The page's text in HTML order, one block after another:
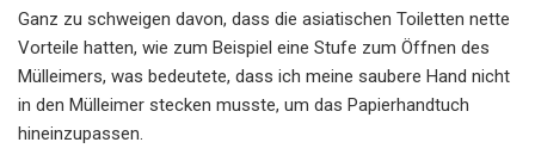
Ganz zu schweigen davon, dass die asiatischen Toiletten nette
Vorteile hatten, wie zum Beispiel eine Stufe zum Öffnen des
Mülleimers, was bedeutete, dass ich meine saubere Hand nicht
in den Mülleimer stecken musste, um das Papierhandtuch
hineinzupassen.